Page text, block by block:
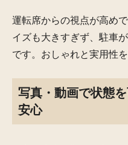
運転席からの視点が高め
イズも大きすぎず、駐車
です。おしゃれと実用性を
写真・動画で状態
安心